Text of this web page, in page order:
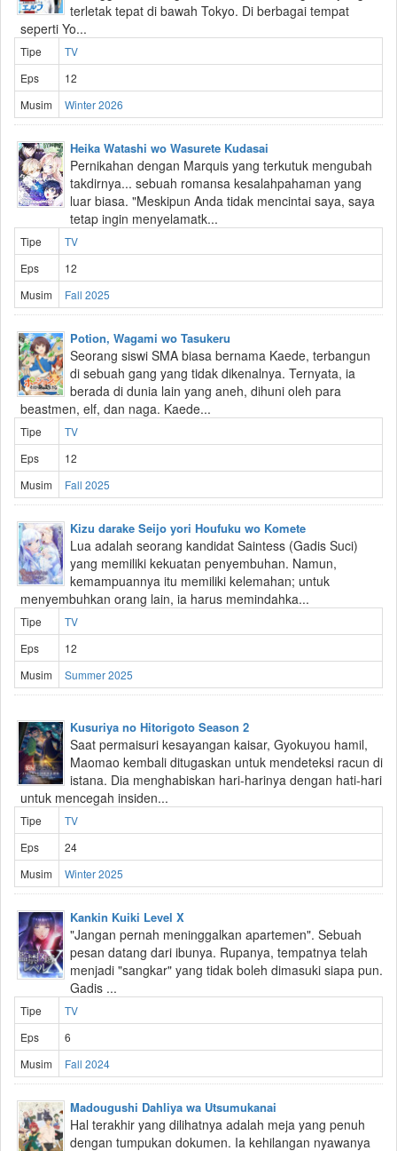
terletak tepat di bawah Tokyo. Di berbagai tempat
seperti Yo...
Tipe
TV
Eps
12
Musim
Winter 2026
Heika Watashi wo Wasurete Kudasai
Pernikahan dengan Marquis yang terkutuk mengubah
takdirnya... sebuah romansa kesalahpahaman yang
luar biasa. "Meskipun Anda tidak mencintai saya, saya
tetap ingin menyelamatk...
Tipe
TV
Eps
12
Musim
Fall 2025
Potion, Wagami wo Tasukeru
Seorang siswi SMA biasa bernama Kaede, terbangun
di sebuah gang yang tidak dikenalnya. Ternyata, ia
berada di dunia lain yang aneh, dihuni oleh para
beastmen, elf, dan naga. Kaede...
Tipe
TV
Eps
12
Musim
Fall 2025
Kizu darake Seijo yori Houfuku wo Komete
Lua adalah seorang kandidat Saintess (Gadis Suci)
yang memiliki kekuatan penyembuhan. Namun,
kemampuannya itu memiliki kelemahan; untuk
menyembuhkan orang lain, ia harus memindahka...
Tipe
TV
Eps
12
Musim
Summer 2025
Kusuriya no Hitorigoto Season 2
Saat permaisuri kesayangan kaisar, Gyokuyou hamil,
Maomao kembali ditugaskan untuk mendeteksi racun di
istana. Dia menghabiskan hari-harinya dengan hati-hari
untuk mencegah insiden...
Tipe
TV
Eps
24
Musim
Winter 2025
Kankin Kuiki Level X
"Jangan pernah meninggalkan apartemen". Sebuah
pesan datang dari ibunya. Rupanya, tempatnya telah
menjadi "sangkar" yang tidak boleh dimasuki siapa pun.
Gadis ...
Tipe
TV
Eps
6
Musim
Fall 2024
Madougushi Dahliya wa Utsumukanai
Hal terakhir yang dilihatnya adalah meja yang penuh
dengan tumpukan dokumen. Ia kehilangan nyawanya